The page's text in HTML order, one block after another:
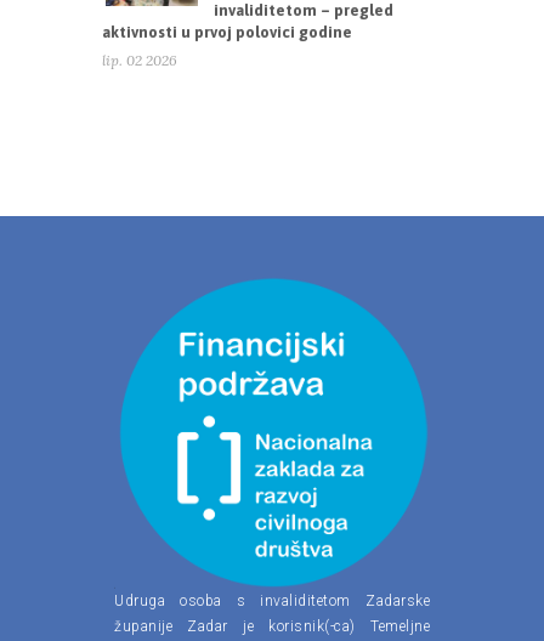
invaliditetom – pregled
aktivnosti u prvoj polovici godine
lip. 02 2026
Udruga osoba s invaliditetom Zadarske
županije Zadar je korisnik(-ca) Temeljne